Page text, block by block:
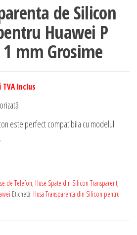
de Silicon
Huawei P
mm Grosime
TVA Inclus
este perfect compatibila cu modelul
de Telefon, Huse Spate din Silicon Transparent,
Etichetă: Husa Transparenta din Silicon pentru